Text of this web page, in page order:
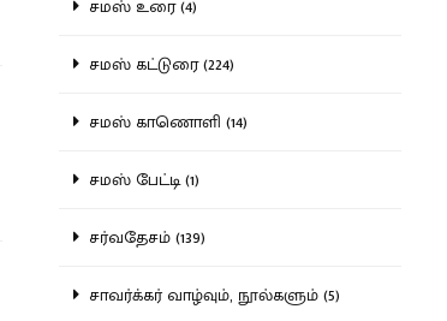
சமஸ் உரை (4)
சமஸ் கட்டுரை (224)
சமஸ் காணொளி (14)
சமஸ் பேட்டி (1)
சர்வதேசம் (139)
சாவர்க்கர் வாழ்வும், நூல்களும் (5)